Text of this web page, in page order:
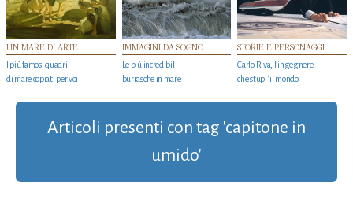
UN MARE DI ARTE
I più famosi quadri
di mare copiati per voi
IMMAGINI DA SOGNO
Le più incredibili
burrasche in mare
STORIE E PERSONAGGI
Carlo Riva, l’ingegnere
che stupi' il mondo
Articoli presenti con tag 'capitone in
umido'